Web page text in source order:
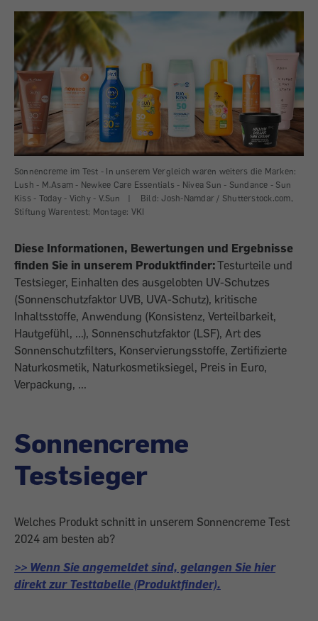
Sonnencreme im Test - In unserem Vergleich waren weiters die Marken:
Lush - M.Asam - Newkee Care Essentials - Nivea Sun - Sundance - Sun
Kiss - Today - Vichy - V.Sun
|
Bild: Josh-Namdar / Shutterstock.com,
Stiftung Warentest; Montage: VKI
Diese Informationen, Bewertungen und Ergebnisse
finden Sie in unserem Produktfinder:Testurteile und
Testsieger, Einhalten des ausgelobten UV-Schutzes
(Sonnenschutzfaktor UVB, UVA-Schutz), kritische
Inhaltsstoffe, Anwendung (Konsistenz, Verteilbarkeit,
Hautgefühl, ...), Sonnenschutzfaktor (LSF), Art des
Sonnenschutzfilters, Konservierungsstoffe, Zertifizierte
Naturkosmetik, Naturkosmetiksiegel, Preis in Euro,
Verpackung, ...
Sonnencreme
Testsieger
Welches Produkt schnitt in unserem Sonnencreme Test
2024 am besten ab?
>> Wenn Sie angemeldet sind, gelangen Sie hier
direkt zur Testtabelle (Produktfinder).